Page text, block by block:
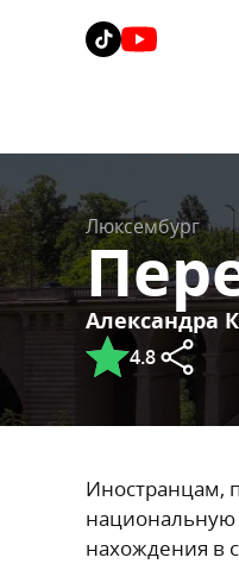
Люксембург
Александра
4.8
Иностранцам,
национальную
нахождения в